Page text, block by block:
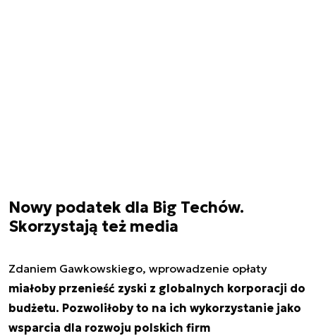
Nowy podatek dla Big Techów.
Skorzystają też media
Zdaniem Gawkowskiego, wprowadzenie opłaty
miałoby przenieść zyski z globalnych korporacji do
budżetu. Pozwoliłoby to na ich wykorzystanie jako
wsparcia dla rozwoju polskich firm